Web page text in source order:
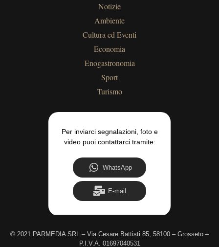
Notizie
Ambiente
Cultura ed Eventi
Economia
Enogastronomia
Sport
Turismo
Per inviarci segnalazioni, foto e
video puoi contattarci tramite:
WhatsApp
E-mail
© 2021 PARMEDIA SRL – Via Cesare Battisti 85, 58100 – Grosseto –
P.I.V.A. 01697040531